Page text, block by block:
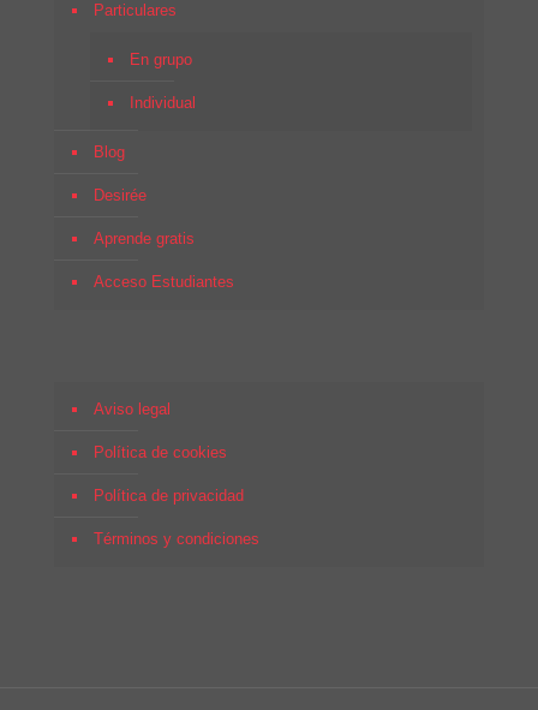
Particulares
En grupo
Individual
Blog
Desirée
Aprende gratis
Acceso Estudiantes
Aviso legal
Política de cookies
Política de privacidad
Términos y condiciones